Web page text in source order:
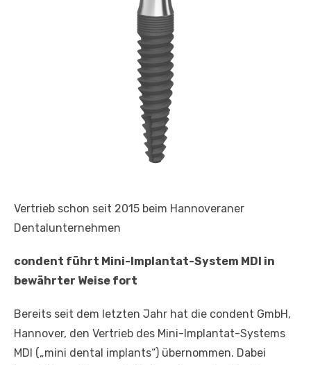
Vertrieb schon seit 2015 beim Hannoveraner
Dentalunternehmen
condent führt Mini-Implantat-System MDI in
bewährter Weise fort
Bereits seit dem letzten Jahr hat die condent GmbH,
Hannover, den Vertrieb des Mini-Implantat-Systems
MDI („mini dental implants“) übernommen. Dabei